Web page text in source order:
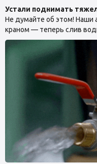
Устали поднимать
Не думайте об этом!
краном — теперь слив